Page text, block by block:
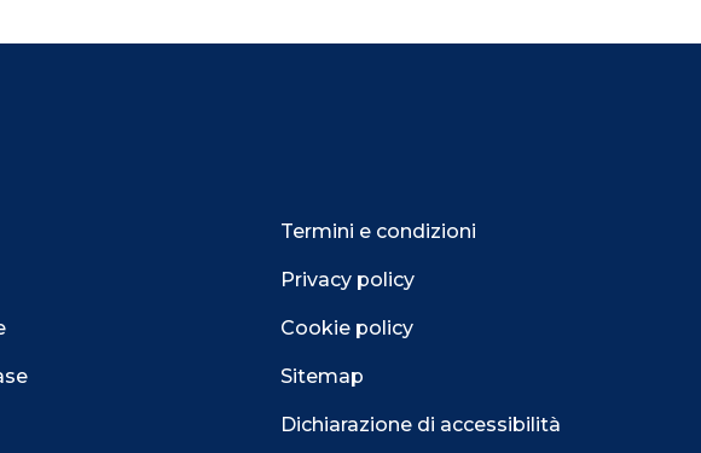
Termini e condizioni
Privacy policy
Cookie policy
Sitemap
Dichiarazione di accessibilità